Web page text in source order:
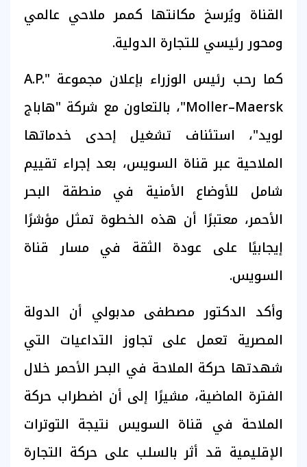
القناة ويُرسخ مكانتها كممر ملاحي عالمي
ومحور رئيسي للتجارة الدولية.
كما رحب رئيس الوزراء بإعلان مجموعة "A.P.
Moller–Maersk"، بالتعاون مع شركة "هاباج
لويد"، استئناف تشغيل إحدى خدماتها
الملاحية عبر قناة السويس، بعد إجراء تقييم
شامل للأوضاع الأمنية في منطقة البحر
الأحمر، معتبرًا أن هذه الخطوة تمثل مؤشرًا
إيجابيًا على عودة الثقة في مسار قناة
السويس.
وأكد الدكتور مصطفى مدبولي أن الدولة
المصرية تعمل على تجاوز التداعيات التي
شهدتها حركة الملاحة في البحر الأحمر خلال
الفترة الماضية، مشيرًا إلى أن اضطراب حركة
الملاحة في قناة السويس نتيجة التوترات
الإقليمية قد أثر بالسلب على حركة التجارة